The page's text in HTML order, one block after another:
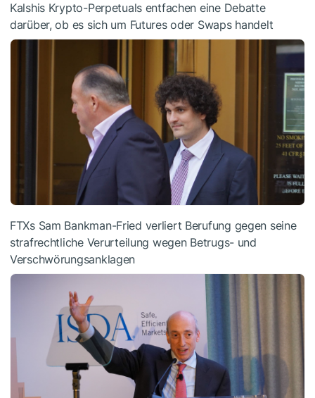
Kalshis Krypto-Perpetuals entfachen eine Debatte
darüber, ob es sich um Futures oder Swaps handelt
FTXs Sam Bankman-Fried verliert Berufung gegen seine
strafrechtliche Verurteilung wegen Betrugs- und
Verschwörungsanklagen